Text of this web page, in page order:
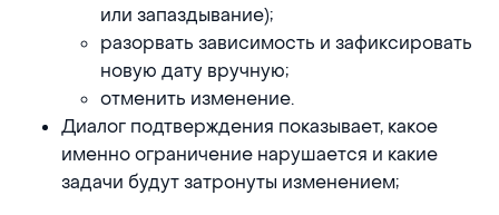
или запаздывание);
разорвать зависимость и зафиксировать
новую дату вручную;
отменить изменение.
Диалог подтверждения показывает, какое
именно ограничение нарушается и какие
задачи будут затронуты изменением;